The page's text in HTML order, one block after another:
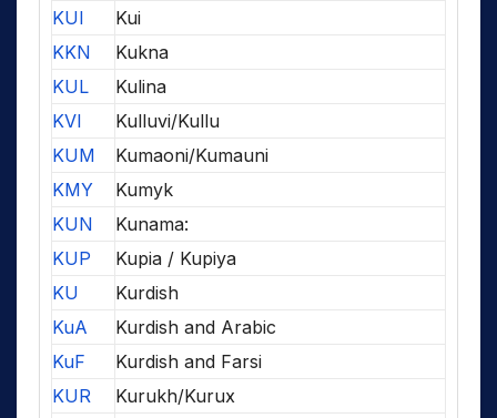
KUI
Kui
KKN
Kukna
KUL
Kulina
KVI
Kulluvi/Kullu
KUM
Kumaoni/Kumauni
KMY
Kumyk
KUN
Kunama:
KUP
Kupia / Kupiya
KU
Kurdish
KuA
Kurdish and Arabic
KuF
Kurdish and Farsi
KUR
Kurukh/Kurux